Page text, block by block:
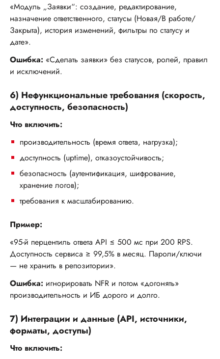
«Модуль „Заявки“: создание, редактирование,
назначение ответственного, статусы (Новая/В работе/
Закрыта), история изменений, фильтры по статусу и
дате».
Ошибка: «Сделать заявки» без статусов, ролей, правил
и исключений.
6) Нефункциональные требования (скорость,
доступность, безопасность)
Что включить:
производительность (время ответа, нагрузка);
доступность (uptime), отказоустойчивость;
безопасность (аутентификация, шифрование,
хранение логов);
требования к масштабированию.
Пример:
«95-й перцентиль ответа API ≤ 500 мс при 200 RPS.
Доступность сервиса ≥ 99,5% в месяц. Пароли/ключи
— не хранить в репозитории».
Ошибка: игнорировать NFR и потом «догонять»
производительность и ИБ дорого и долго.
7) Интеграции и данные (API, источники,
форматы, доступы)
Что включить: